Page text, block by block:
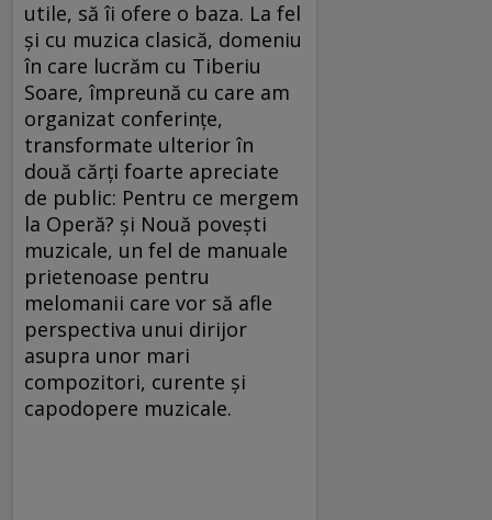
utile, să îi ofere o baza. La fel
și cu muzica clasică, domeniu
în care lucrăm cu Tiberiu
Soare, împreună cu care am
organizat conferințe,
transformate ulterior în
două cărți foarte apreciate
de public: Pentru ce mergem
la Operă? și Nouă povești
muzicale, un fel de manuale
prietenoase pentru
melomanii care vor să afle
perspectiva unui dirijor
asupra unor mari
compozitori, curente și
capodopere muzicale.